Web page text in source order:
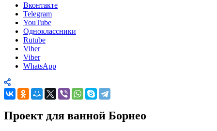
Вконтакте
Telegram
YouTube
Одноклассники
Rutube
Viber
Viber
WhatsApp
Проект для ванной Борнео